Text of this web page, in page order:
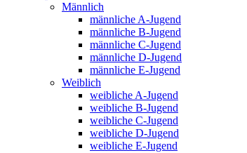
Männlich
männliche A-Jugend
männliche B-Jugend
männliche C-Jugend
männliche D-Jugend
männliche E-Jugend
Weiblich
weibliche A-Jugend
weibliche B-Jugend
weibliche C-Jugend
weibliche D-Jugend
weibliche E-Jugend